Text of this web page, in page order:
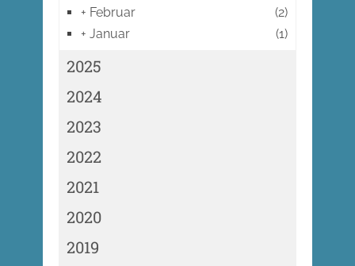
+ Februar
(2)
+ Januar (1)
2025
2024
2023
2022
2021
2020
2019